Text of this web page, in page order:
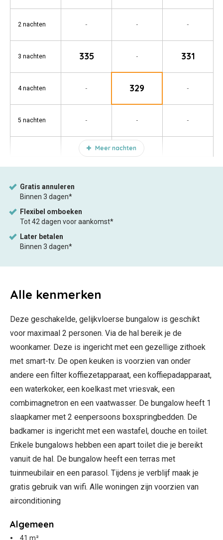
Meer nachten
2 nachten - - -
3 nachten 335 - 331
4 nachten - 329 -
5 nachten - - -
Alle kenmerken
Deze geschakelde, gelijkvloerse bungalow is geschikt
voor maximaal 2 personen. Via de hal bereik je de
woonkamer. Deze is ingericht met een gezellige zithoek
met smart-tv. De open keuken is voorzien van onder
andere een filter koffiezetapparaat, een koffiepadapparaat,
een waterkoker, een koelkast met vriesvak, een
combimagnetron en een vaatwasser. De bungalow heeft 1
slaapkamer met 2 eenpersoons boxspringbedden. De
badkamer is ingericht met een wastafel, douche en toilet.
Enkele bungalows hebben een apart toilet die je bereikt
vanuit de hal. De bungalow heeft een terras met
tuinmeubilair en een parasol. Tijdens je verblijf maak je
gratis gebruik van wifi. Alle woningen zijn voorzien van
airconditioning
Algemeen
41 m²